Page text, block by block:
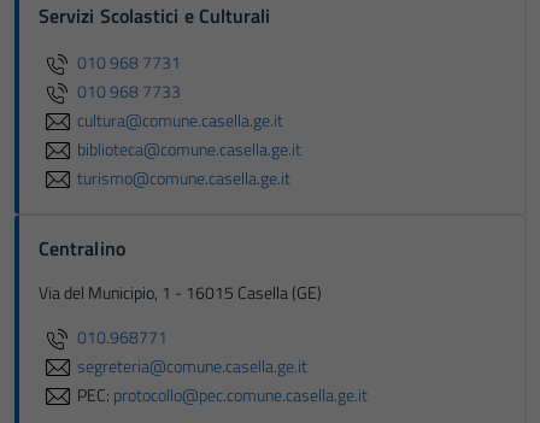
Servizi Scolastici e Culturali
010 968 7731
010 968 7733
cultura@comune.casella.ge.it
biblioteca@comune.casella.ge.it
turismo@comune.casella.ge.it
Centralino
Via del Municipio, 1 - 16015 Casella (GE)
010.968771
segreteria@comune.casella.ge.it
PEC: protocollo@pec.comune.casella.ge.it